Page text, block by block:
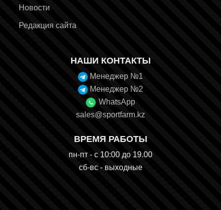
Новости
Редакция сайта
НАШИ КОНТАКТЫ
Менеджер №1
Менеджер №2
WhatsApp
sales@sportfarm.kz
ВРЕМЯ РАБОТЫ
пн-пт - с 10:00 до 19.00
сб-вс - выходные